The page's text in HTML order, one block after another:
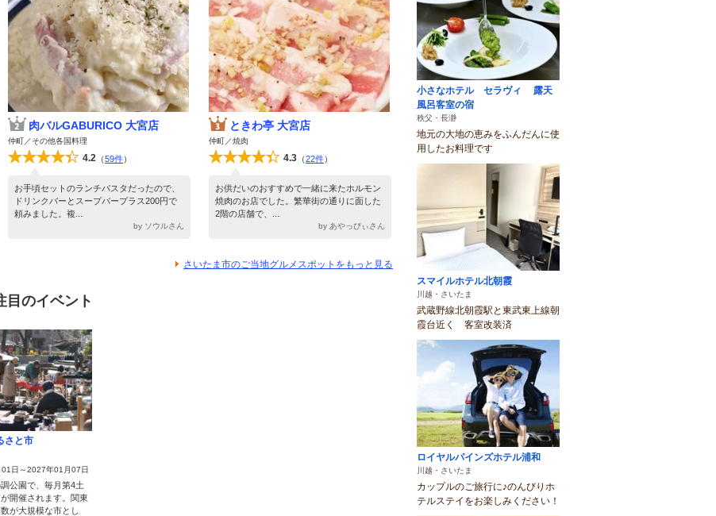
肉バルGABURICO 大宮店
仲町／その他各国料理
4.2 （59件）
お手頃セットのランチパスタだったので、
ドリンクバーとスープバープラス200円で
頼みました。複...
by ソウルさん
ときわ亭 大宮店
仲町／焼肉
4.3 （22件）
お供だいのおすすめで一緒に来たホルモン
焼肉のお店でした。繁華街の通りに面した
2階の店舗で、...
by あやっぴぃさん
さいたま市のご当地グルメスポットをもっと見る
目のイベント
さと市
日～2027年01月07日
公園で、毎月第4土
開催されます。関東
が大規模な市とし
小さなホテル セラヴィ 露天
風呂客室の宿
秩父・長瀞
地元の大地の恵みをふんだんに使
用したお料理です
スマイルホテル北朝霞
川越・さいたま
武蔵野線北朝霞駅と東武東上線朝
霞台近く 客室改装済
ロイヤルパインズホテル浦和
川越・さいたま
カップルのご旅行に♪のんびりホ
テルステイをお楽しみください！